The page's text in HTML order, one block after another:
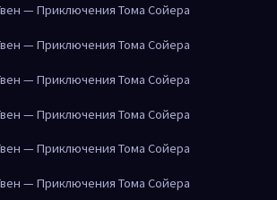
— Приключения Тома Сойера
— Приключения Тома Сойера
— Приключения Тома Сойера
— Приключения Тома Сойера
— Приключения Тома Сойера
— Приключения Тома Сойера